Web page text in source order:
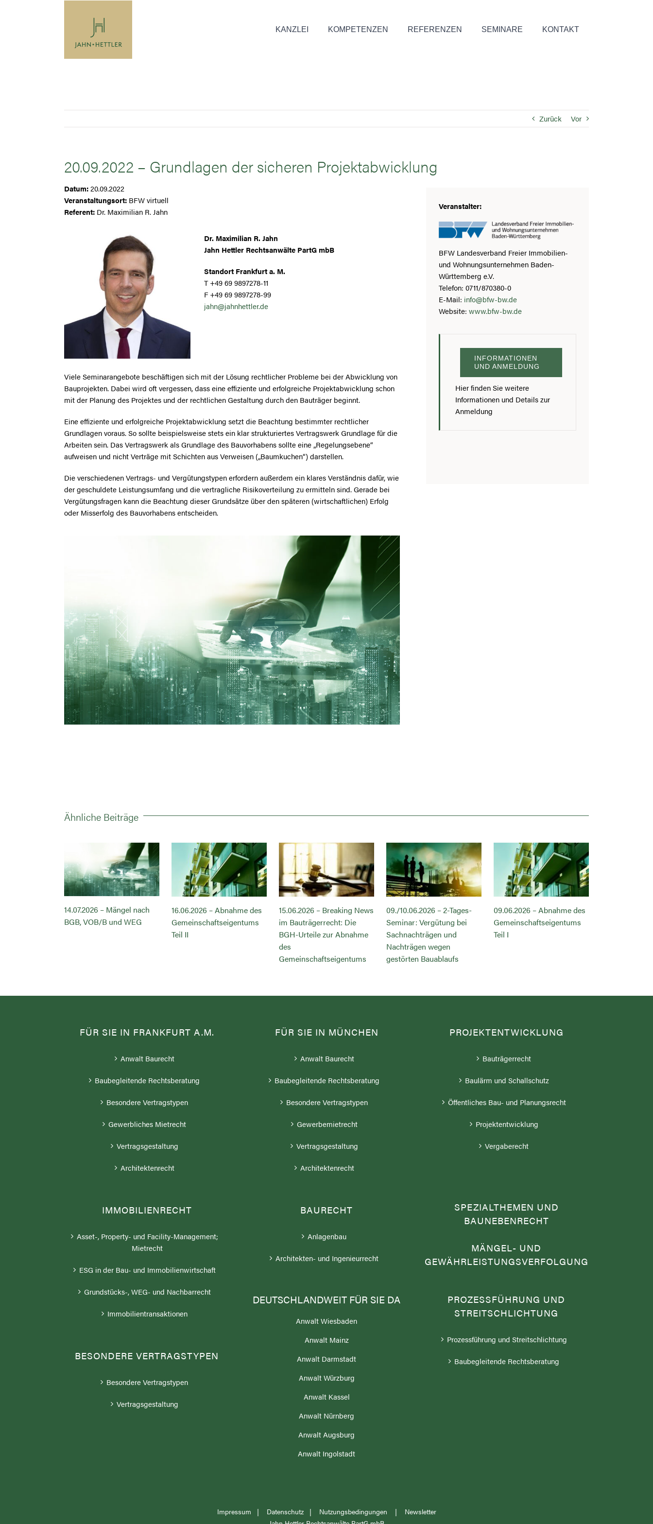
KANZLEI KOMPETENZEN REFERENZEN SEMINARE KONTAKT
Zurück Vor
20.09.2022 – Grundlagen der sicheren Projektabwicklung
Datum:20.09.2022
Veranstaltungsort: BFW virtuell
Referent: Dr. Maximilian R. Jahn
Dr. Maximilian R. Jahn
Jahn Hettler Rechtsanwälte PartG mbB
Standort Frankfurt a. M.
T +49 69 9897278-11
F +49 69 9897278-99
jahn@jahnhettler.de
Viele Seminarangebote beschäftigen sich mit der Lösung rechtlicher Probleme bei der Abwicklung von
Bauprojekten. Dabei wird oft vergessen, dass eine effiziente und erfolgreiche Projektabwicklung schon
mit der Planung des Projektes und der rechtlichen Gestaltung durch den Bauträger beginnt.
Eine effiziente und erfolgreiche Projektabwicklung setzt die Beachtung bestimmter rechtlicher
Grundlagen voraus. So sollte beispielsweise stets ein klar strukturiertes Vertragswerk Grundlage für die
Arbeiten sein. Das Vertragswerk als Grundlage des Bauvorhabens sollte eine „Regelungsebene“
aufweisen und nicht Verträge mit Schichten aus Verweisen („Baumkuchen“) darstellen.
Die verschiedenen Vertrags- und Vergütungstypen erfordern außerdem ein klares Verständnis dafür, wie
der geschuldete Leistungsumfang und die vertragliche Risikoverteilung zu ermitteln sind. Gerade bei
Vergütungsfragen kann die Beachtung dieser Grundsätze über den späteren (wirtschaftlichen) Erfolg
oder Misserfolg des Bauvorhabens entscheiden.
Veranstalter:
BFW Landesverband Freier Immobilien-
und Wohnungsunternehmen Baden-
Württemberg e.V.
Telefon: 0711/870380-0
E-Mail: info@bfw-bw.de
Website:www.bfw-bw.de
INFORMATIONEN
UND ANMELDUNG
Hier finden Sie weitere
Informationen und Details zur
Anmeldung
Ähnliche Beiträge
14.07.2026 – Mängel nach
BGB, VOB/B und WEG
16.06.2026 – Abnahme des
Gemeinschaftseigentums
Teil II
15.06.2026 – Breaking News
im Bauträgerrecht: Die
BGH-Urteile zur Abnahme
des
Gemeinschaftseigentums
09./10.06.2026 – 2-Tages-
Seminar: Vergütung bei
Sachnachträgen und
Nachträgen wegen
gestörten Bauablaufs
09.06.2026 – Abnahme des
Gemeinschaftseigentums
Teil I
FÜR SIE IN FRANKFURT A.M.
Anwalt Baurecht
Baubegleitende Rechtsberatung
Besondere Vertragstypen
Gewerbliches Mietrecht
Vertragsgestaltung
Architektenrecht
IMMOBILIENRECHT
Asset-, Property- und Facility-Management;
Mietrecht
ESG in der Bau- und Immobilienwirtschaft
Grundstücks-, WEG- und Nachbarrecht
Immobilientransaktionen
BESONDERE VERTRAGSTYPEN
Besondere Vertragstypen
Vertragsgestaltung
FÜR SIE IN MÜNCHEN
Anwalt Baurecht
Baubegleitende Rechtsberatung
Besondere Vertragstypen
Gewerbemietrecht
Vertragsgestaltung
Architektenrecht
BAURECHT
Anlagenbau
Architekten- und Ingenieurrecht
DEUTSCHLANDWEIT FÜR SIE DA
Anwalt Wiesbaden
Anwalt Mainz
Anwalt Darmstadt
Anwalt Würzburg
Anwalt Kassel
Anwalt Nürnberg
Anwalt Augsburg
Anwalt Ingolstadt
PROJEKTENTWICKLUNG
Bauträgerrecht
Baulärm und Schallschutz
Öffentliches Bau- und Planungsrecht
Projektentwicklung
Vergaberecht
SPEZIALTHEMEN UND
BAUNEBENRECHT
MÄNGEL- UND
GEWÄHRLEISTUNGSVERFOLGUNG
PROZESSFÜHRUNG UND
STREITSCHLICHTUNG
Prozessführung und Streitschlichtung
Baubegleitende Rechtsberatung
Impressum | Datenschutz| Nutzungsbedingungen | Newsletter